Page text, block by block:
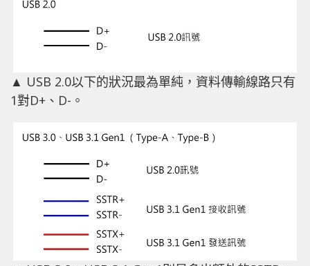
▲ USB 2.0以下的狀況最為單純，資料傳輸線路只有
1對D+、D-。